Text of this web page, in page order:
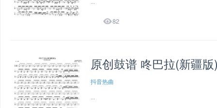
82
原创鼓谱 咚巴拉(新疆
抖音热曲